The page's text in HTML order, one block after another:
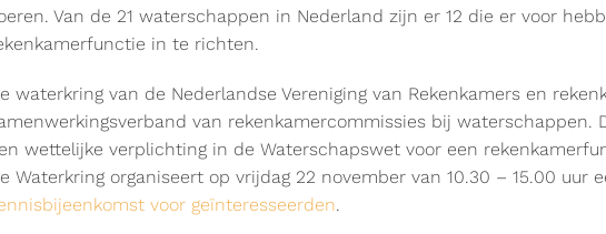
Van de 21 waterschappen in Nederland zijn er 12 die er voor
in te richten.
waterkring van de Nederlandse Vereniging van Rekenkamers en
van rekenkamercommissies bij waterschappen.
wettelijke verplichting in de Waterschapswet voor een
Waterkring organiseert op vrijdag 22 november van 10.30 – 15.00 uur
voor geïnteresseerden.